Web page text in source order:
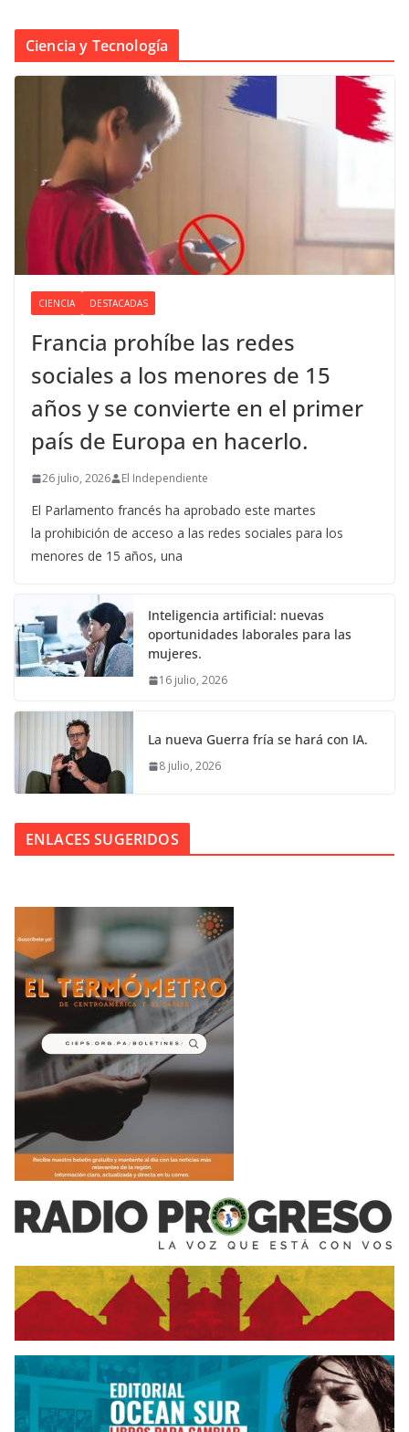
Ciencia y Tecnología
CIENCIA DESTACADAS
Francia prohíbe las redes
sociales a los menores de 15
años y se convierte en el primer
país de Europa en hacerlo.
26 julio, 2026 El Independiente
El Parlamento francés ha aprobado este martes
la prohibición de acceso a las redes sociales para los
menores de 15 años, una
Inteligencia artificial: nuevas
oportunidades laborales para las
mujeres.
16 julio, 2026
La nueva Guerra fría se hará con IA.
8 julio, 2026
ENLACES SUGERIDOS